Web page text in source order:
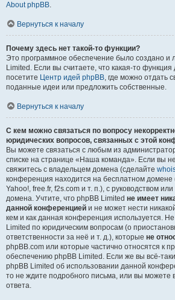
About phpBB.
Вернуться к началу
Почему здесь нет такой-то функции?
Это программное обеспечение было создано и
Limited. Если вы считаете, что какая-то
посетите Центр идей phpBB, где можно отдать
поданные идеи или предложить собственные.
Вернуться к началу
С кем можно связаться по вопросу
юридических вопросов, связанных с этой
Вы можете связаться с любым из
списке на странице «Наша команда». Если вы
свяжитесь с владельцем домена (сделайте
конференция находится на бесплатном домене
Yahoo!, free.fr, f2s.com и т. п.), с руководством
домена. Учтите, что phpBB Limited не имеет
данной конференцией и не может нести
кем и как данная конференция используется.
Limited по юридическим вопросам (о
ответственности за неё и т. д.), которые не
phpBB.com или которые частично относятся к
обеспечению phpBB Limited. Если же вы всё-
phpBB Limited об использовании данной
то не ждите подробного письма, или вы можете
ответа.